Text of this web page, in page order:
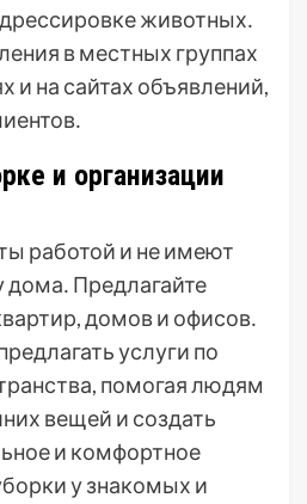
животных․
в местных группах
и на сайтах объявлений,
и организации
работой и не имеют
Предлагайте
домов и офисов․
услуги по
помогая людям
вещей и создать
и комфортное
у знакомых и